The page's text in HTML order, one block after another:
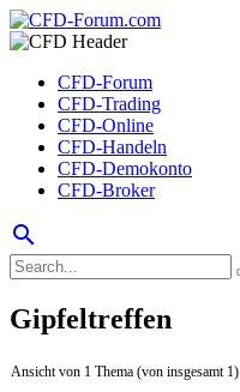
CFD-Forum
CFD-Trading
CFD-Online
CFD-Handeln
CFD-Demokonto
CFD-Broker
search
Gipfeltreffen
Ansicht von 1 Thema (von insgesamt 1)